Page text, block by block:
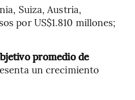
Suiza, Austria,
por US$1.810 millones;
promedio de
un crecimiento